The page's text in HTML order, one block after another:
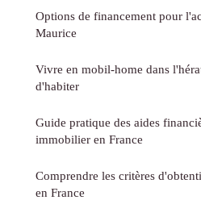
Options de financement pour
Maurice
Vivre en mobil-home dans
d'habiter
Guide pratique des aides
immobilier en France
Comprendre les critères
en France